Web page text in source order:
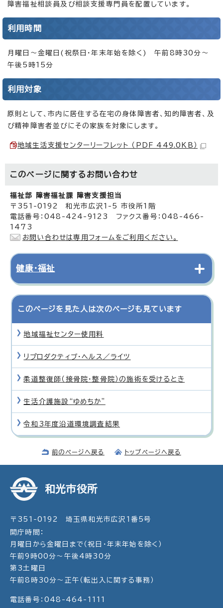
障害福祉相談員及び相談支援専門員を配置しています。
利用時間
月曜日～金曜日(祝祭日・年末年始を除く) 午前8時30分～
午後5時15分
利用対象
原則として、市内に居住する在宅の身体障害者、知的障害者、及
び精神障害者並びにその家族を対象にします。
地域生活支援センターリーフレット （PDF 449.0KB）
このページに関する お問い合わせ
福祉部 障害福祉課 障害支援担当
〒351-0192 和光市広沢1-5 市役所1階
電話番号：048-424-9123 ファクス番号：048-466-
1473
お問い合わせは専用フォームをご利用ください。
健康・福祉
このページを見た人は次のページも見ています
地域福祉センター使用料
リプロダクティブ・ヘルス／ライツ
柔道整復師（接骨院・整骨院）の施術を受けるとき
生活介護施設“ゆめちか”
令和3年度沿道環境調査結果
前のページへ戻る トップページへ戻る
和光市役所
〒351-0192 埼玉県和光市広沢1番5号
開庁時間：
月曜日から金曜日まで（祝日・年末年始を除く）
午前9時00分～午後4時30分
第3土曜日
午前8時30分～正午（転出入に関する事務）
電話番号：048-464-1111